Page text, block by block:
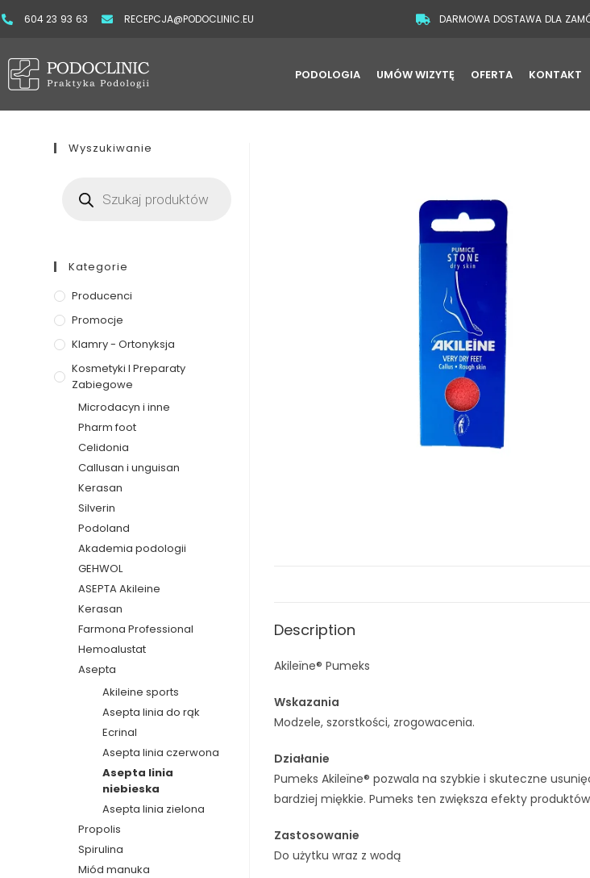
604 23 93 63 RECEPCJA@PODOCLINIC.EU DARMOWA DOSTAWA DLA
PODOLOGIA UMÓW WIZYTĘ OFERTA KONTAKT
Description
Akileïne® Pumeks
Wskazania
Modzele, szorstkości, zrogowacenia.
Działanie
Pumeks Akileïne® pozwala na szybkie i skuteczne
bardziej miękkie. Pumeks ten zwiększa efekty
Zastosowanie
Do użytku wraz z wodą
Wyszukiwanie
Kategorie
Producenci
Promocje
Klamry - Ortonyksja
Kosmetyki I Preparaty
Zabiegowe
Microdacyn i inne
Pharm foot
Celidonia
Callusan i unguisan
Kerasan
Silverin
Podoland
Akademia podologii
GEHWOL
ASEPTA Akileine
Kerasan
Farmona Professional
Hemoalustat
Asepta
Akileine sports
Asepta linia do rąk
Ecrinal
Asepta linia czerwona
Asepta linia
niebieska
Asepta linia zielona
Propolis
Spirulina
Miód manuka